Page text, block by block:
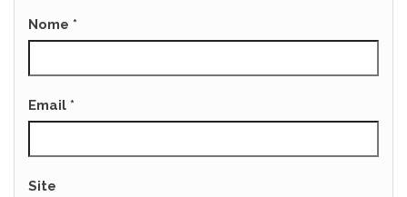
Nome *
Email *
Site